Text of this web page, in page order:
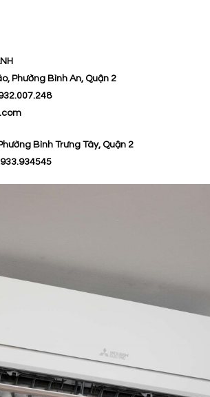
Phường Bình An, Quận 2
Bình Trưng Tây, Quận 2